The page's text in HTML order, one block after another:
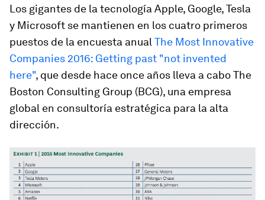
Los gigantes de la tecnología Apple, Google, Tesla
y Microsoft se mantienen en los cuatro primeros
puestos de la encuesta anual The Most Innovative
Companies 2016: Getting past "not invented
here", que desde hace once años lleva a cabo The
Boston Consulting Group (BCG), una empresa
global en consultoría estratégica para la alta
dirección.